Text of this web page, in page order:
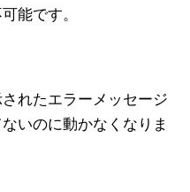
能です。
れたエラーメッセージ
いのに動かなくなりま